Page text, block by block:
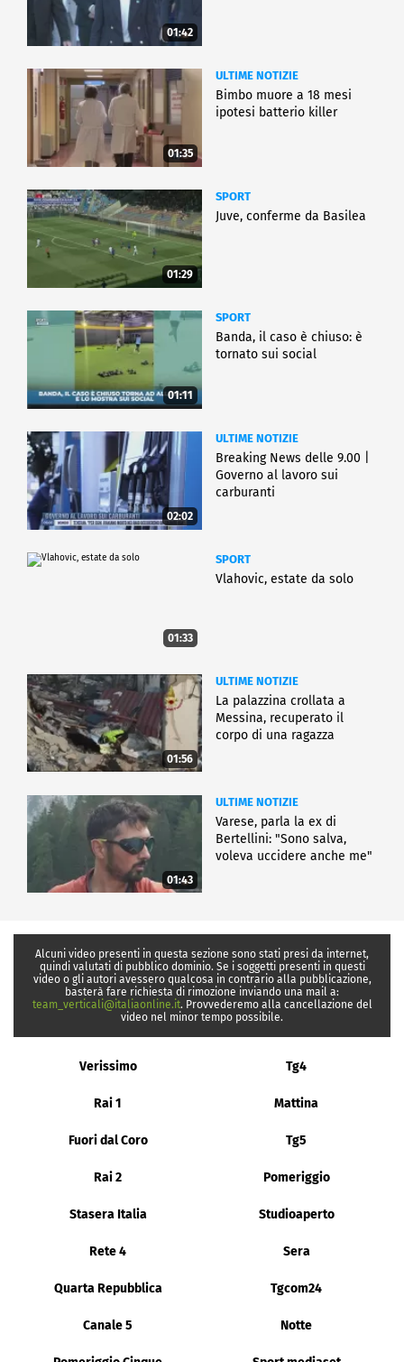
01:42
01:35
ULTIME NOTIZIE
Bimbo muore a 18 mesi
ipotesi batterio killer
01:29
SPORT
Juve, conferme da Basilea
01:11
SPORT
Banda, il caso è chiuso: è
tornato sui social
02:02
ULTIME NOTIZIE
Breaking News delle 9.00 |
Governo al lavoro sui
carburanti
01:33
SPORT
Vlahovic, estate da solo
01:56
ULTIME NOTIZIE
La palazzina crollata a
Messina, recuperato il
corpo di una ragazza
01:43
ULTIME NOTIZIE
Varese, parla la ex di
Bertellini: "Sono salva,
voleva uccidere anche me"
Alcuni video presenti in questa sezione sono stati presi da internet,
quindi valutati di pubblico dominio. Se i soggetti presenti in questi
video o gli autori avessero qualcosa in contrario alla pubblicazione,
basterà fare richiesta di rimozione inviando una mail a:
team_verticali@italiaonline.it. Provvederemo alla cancellazione del
video nel minor tempo possibile.
Verissimo Tg4
Rai 1 Mattina
Fuori dal Coro Tg5
Rai 2 Pomeriggio
Stasera Italia Studioaperto
Rete 4 Sera
Quarta Repubblica Tgcom24
Canale 5 Notte